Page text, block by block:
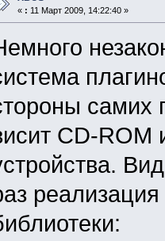
« : 11 Март 2009, 14:22:40 »
самих
CD-ROM